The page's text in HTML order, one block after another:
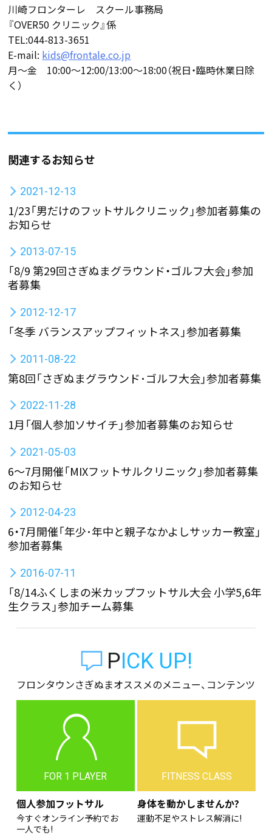
川崎フロンターレ スクール事務局
『OVER50 クリニック』係
TEL:044-813-3651
E-mail: kids@frontale.co.jp
月～金 10:00～12:00/13:00～18:00（祝日・臨時休業日除
く）
関連するお知らせ
2021-12-13
1/23「男だけのフットサルクリニック」参加者募集の
お知らせ
2013-07-15
「8/9 第29回さぎぬまグラウンド・ゴルフ大会」参加
者募集
2012-12-17
「冬季 バランスアップフィットネス」参加者募集
2011-08-22
第8回「さぎぬまグラウンド･ゴルフ大会」参加者募集
2022-11-28
1月「個人参加ソサイチ」参加者募集のお知らせ
2021-05-03
6～7月開催「MIXフットサルクリニック」参加者募集
のお知らせ
2012-04-23
6・7月開催「年少･年中と親子なかよしサッカー教室」
参加者募集
2016-07-11
「8/14ふくしまの米カップフットサル大会 小学5,6年
生クラス」参加チーム募集
PICK UP!
フロンタウンさぎぬまオススメのメニュー、コンテンツ
FOR 1 PLAYER
個人参加フットサル
今すぐオンライン予約でお
一人でも!
FITNESS CLASS
身体を動かしませんか?
運動不足やストレス解消に!